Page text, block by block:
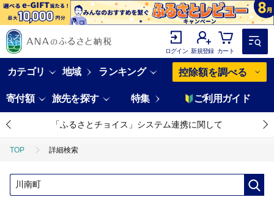
ログイン 新規登録 カート
カテゴリ 地域 ランキング 控除額を調べる
寄付額 旅先を探す 特集 ご利用ガイド
「ふるさとチョイス」システム連携に関して
TOP 詳細検索